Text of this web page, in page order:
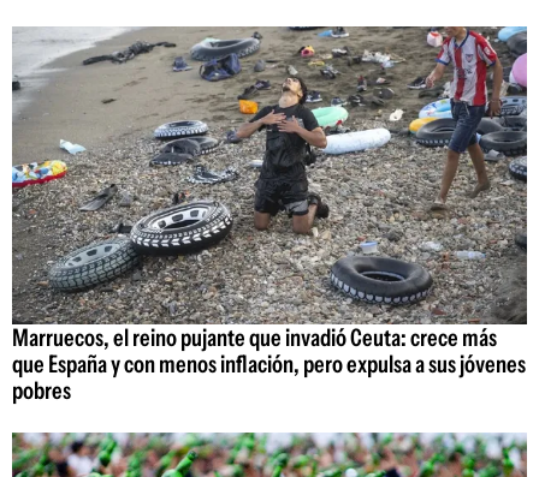
Marruecos, el reino pujante que invadió Ceuta: crece más
que España y con menos inflación, pero expulsa a sus jóvenes
pobres